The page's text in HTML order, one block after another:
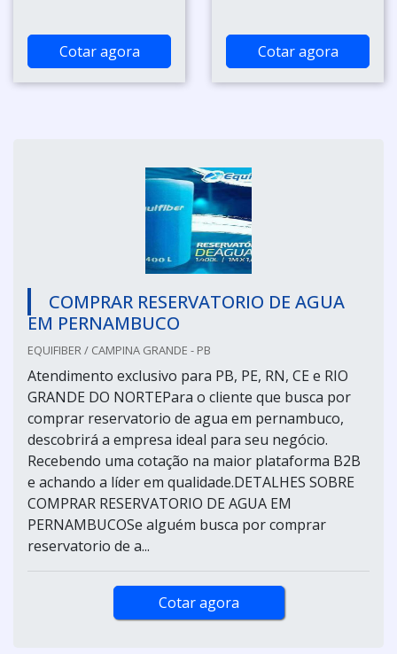
Cotar agora Cotar agora
COMPRAR RESERVATORIO DE AGUA
EM PERNAMBUCO
EQUIFIBER / CAMPINA GRANDE - PB
Atendimento exclusivo para PB, PE, RN, CE e RIO
GRANDE DO NORTEPara o cliente que busca por
comprar reservatorio de agua em pernambuco,
descobrirá a empresa ideal para seu negócio.
Recebendo uma cotação na maior plataforma B2B
e achando a líder em qualidade.DETALHES SOBRE
COMPRAR RESERVATORIO DE AGUA EM
PERNAMBUCOSe alguém busca por comprar
reservatorio de a...
Cotar agora